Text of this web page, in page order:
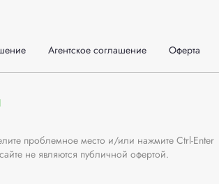
Агентское соглашение Оферта
проблемное место и/или нажмите Ctrl-Enter
не являются публичной офертой.